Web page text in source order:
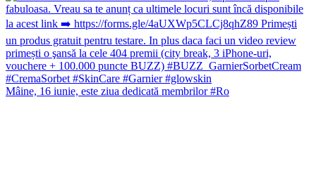
Mâine, 16 iunie, este ziua dedicată membrilor #Ro